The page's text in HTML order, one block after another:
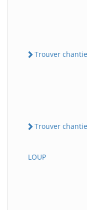
Trouver
Trouver
LOUP